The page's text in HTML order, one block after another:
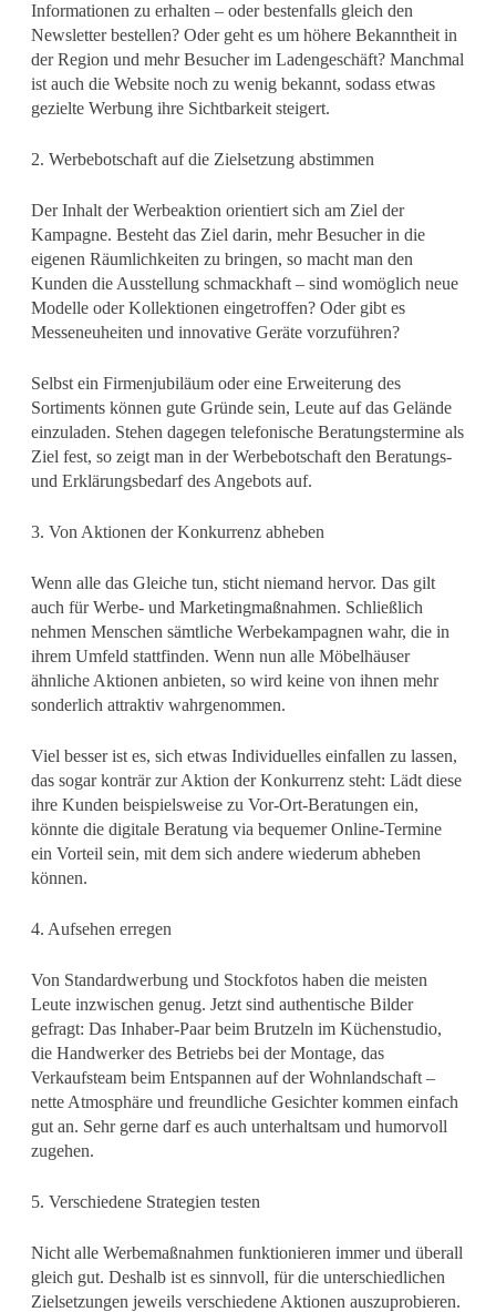
Informationen zu erhalten – oder bestenfalls gleich den
Newsletter bestellen? Oder geht es um höhere Bekanntheit in
der Region und mehr Besucher im Ladengeschäft? Manchmal
ist auch die Website noch zu wenig bekannt, sodass etwas
gezielte Werbung ihre Sichtbarkeit steigert.
2. Werbebotschaft auf die Zielsetzung abstimmen
Der Inhalt der Werbeaktion orientiert sich am Ziel der
Kampagne. Besteht das Ziel darin, mehr Besucher in die
eigenen Räumlichkeiten zu bringen, so macht man den
Kunden die Ausstellung schmackhaft – sind womöglich neue
Modelle oder Kollektionen eingetroffen? Oder gibt es
Messeneuheiten und innovative Geräte vorzuführen?
Selbst ein Firmenjubiläum oder eine Erweiterung des
Sortiments können gute Gründe sein, Leute auf das Gelände
einzuladen. Stehen dagegen telefonische Beratungstermine als
Ziel fest, so zeigt man in der Werbebotschaft den Beratungs-
und Erklärungsbedarf des Angebots auf.
3. Von Aktionen der Konkurrenz abheben
Wenn alle das Gleiche tun, sticht niemand hervor. Das gilt
auch für Werbe- und Marketingmaßnahmen. Schließlich
nehmen Menschen sämtliche Werbekampagnen wahr, die in
ihrem Umfeld stattfinden. Wenn nun alle Möbelhäuser
ähnliche Aktionen anbieten, so wird keine von ihnen mehr
sonderlich attraktiv wahrgenommen.
Viel besser ist es, sich etwas Individuelles einfallen zu lassen,
das sogar konträr zur Aktion der Konkurrenz steht: Lädt diese
ihre Kunden beispielsweise zu Vor-Ort-Beratungen ein,
könnte die digitale Beratung via bequemer Online-Termine
ein Vorteil sein, mit dem sich andere wiederum abheben
können.
4. Aufsehen erregen
Von Standardwerbung und Stockfotos haben die meisten
Leute inzwischen genug. Jetzt sind authentische Bilder
gefragt: Das Inhaber-Paar beim Brutzeln im Küchenstudio,
die Handwerker des Betriebs bei der Montage, das
Verkaufsteam beim Entspannen auf der Wohnlandschaft –
nette Atmosphäre und freundliche Gesichter kommen einfach
gut an. Sehr gerne darf es auch unterhaltsam und humorvoll
zugehen.
5. Verschiedene Strategien testen
Nicht alle Werbemaßnahmen funktionieren immer und überall
gleich gut. Deshalb ist es sinnvoll, für die unterschiedlichen
Zielsetzungen jeweils verschiedene Aktionen auszuprobieren.